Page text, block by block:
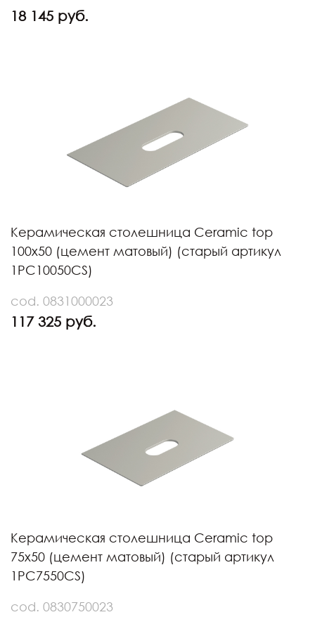
18 145 руб.
Керамическая столешница Ceramic top
100x50 (цемент матовый) (старый артикул
1PC10050CS)
cod. 0831000023
117 325 руб.
Керамическая столешница Ceramic top
75x50 (цемент матовый) (старый артикул
1PC7550CS)
cod. 0830750023